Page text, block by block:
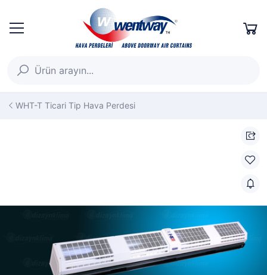
WHT-T Ticari Tip Hava Perdesi